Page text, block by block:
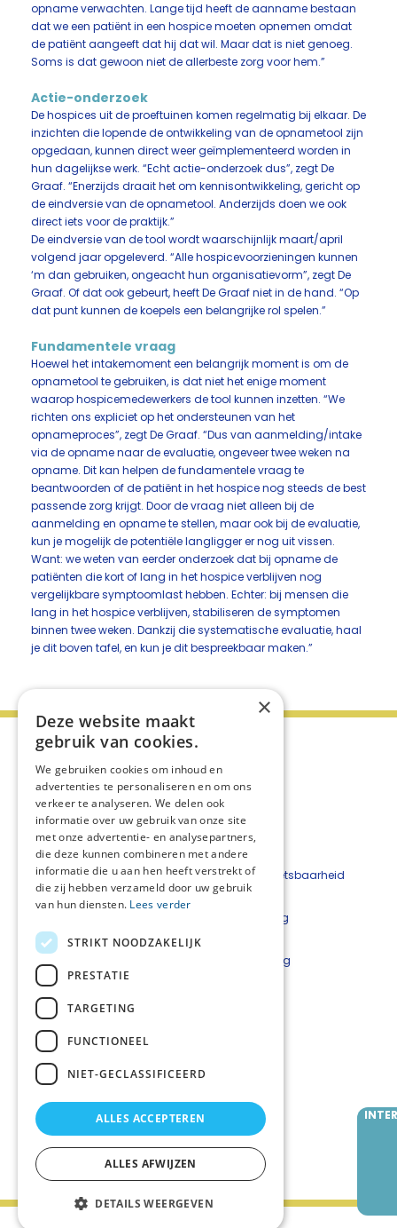
opname verwachten. Lange tijd heeft de aanname bestaan
dat we een patiënt in een hospice moeten opnemen omdat
de patiënt aangeeft dat hij dat wil. Maar dat is niet genoeg.
Soms is dat gewoon niet de allerbeste zorg voor hem.”
Actie-onderzoek
De hospices uit de proeftuinen komen regelmatig bij elkaar. De
inzichten die lopende de ontwikkeling van de opnametool zijn
opgedaan, kunnen direct weer geïmplementeerd worden in
hun dagelijkse werk. “Echt actie-onderzoek dus”, zegt De
Graaf. “Enerzijds draait het om kennisontwikkeling, gericht op
de eindversie van de opnametool. Anderzijds doen we ook
direct iets voor de praktijk.”
De eindversie van de tool wordt waarschijnlijk maart/april
volgend jaar opgeleverd. “Alle hospicevoorzieningen kunnen
‘m dan gebruiken, ongeacht hun organisatievorm”, zegt De
Graaf. Of dat ook gebeurt, heeft De Graaf niet in de hand. “Op
dat punt kunnen de koepels een belangrijke rol spelen.”
Fundamentele vraag
Hoewel het intakemoment een belangrijk moment is om de
opnametool te gebruiken, is dat niet het enige moment
waarop hospicemedewerkers de tool kunnen inzetten. “We
richten ons expliciet op het ondersteunen van het
opnameproces”, zegt De Graaf. “Dus van aanmelding/intake
via de opname naar de evaluatie, ongeveer twee weken na
opname. Dit kan helpen de fundamentele vraag te
beantwoorden of de patiënt in het hospice nog steeds de best
passende zorg krijgt. Door de vraag niet alleen bij de
aanmelding en opname te stellen, maar ook bij de evaluatie,
kun je mogelijk de potentiële langligger er nog uit vissen.
Want: we weten van eerder onderzoek dat bij opname de
patiënten die kort of lang in het hospice verblijven nog
vergelijkbare symptoomlast hebben. Echter: bij mensen die
lang in het hospice verblijven, stabiliseren de symptomen
binnen twee weken. Dankzij die systematische evaluatie, haal
je dit boven tafel, en kun je dit bespreekbaar maken.”
Beveiligingskwetsbaarheid
melden
Cookieverklaring
Disclaimer
Privacyverklaring
Netwerkcoördinatoren
Lars Luijkx
l.luijkx@careyn.nl
Mirjam Velting
m.velting@careyn.nl
×
Deze website maakt
gebruik van cookies.
We gebruiken cookies om inhoud en
advertenties te personaliseren en om ons
verkeer te analyseren. We delen ook
informatie over uw gebruik van onze site
met onze advertentie- en analysepartners,
die deze kunnen combineren met andere
informatie die u aan hen heeft verstrekt of
die zij hebben verzameld door uw gebruik
van hun diensten. Lees verder
STRIKT NOODZAKELIJK
PRESTATIE
TARGETING
FUNCTIONEEL
NIET-GECLASSIFICEERD
ALLES ACCEPTEREN
ALLES AFWIJZEN
DETAILS WEERGEVEN